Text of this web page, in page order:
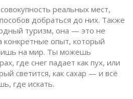
совокупность реальных мест,
добраться до них. Также
туризм, она — это не
конкретные опыт, который
на мир. Ты можешь
где снег падает как пух, или
светится, как сахар — и всё
где искать.